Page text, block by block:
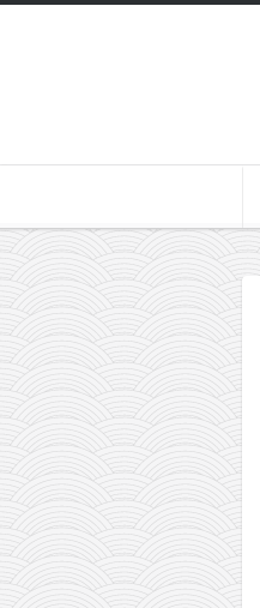
internet poslovanje
ishranom do zdravlja
moj haiku
momenti i mesta
bonus sadržaj
Svetlopis
zakonopravilo
duhovni otac
pravoslavlje
zabranjena istorija